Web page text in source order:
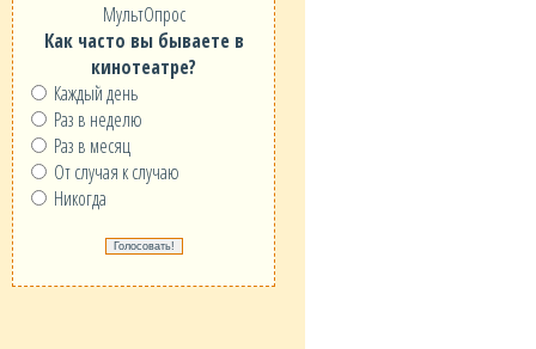
МультОпрос
Как часто вы бываете в
кинотеатре?
Каждый день
Раз в неделю
Раз в месяц
От случая к случаю
Никогда